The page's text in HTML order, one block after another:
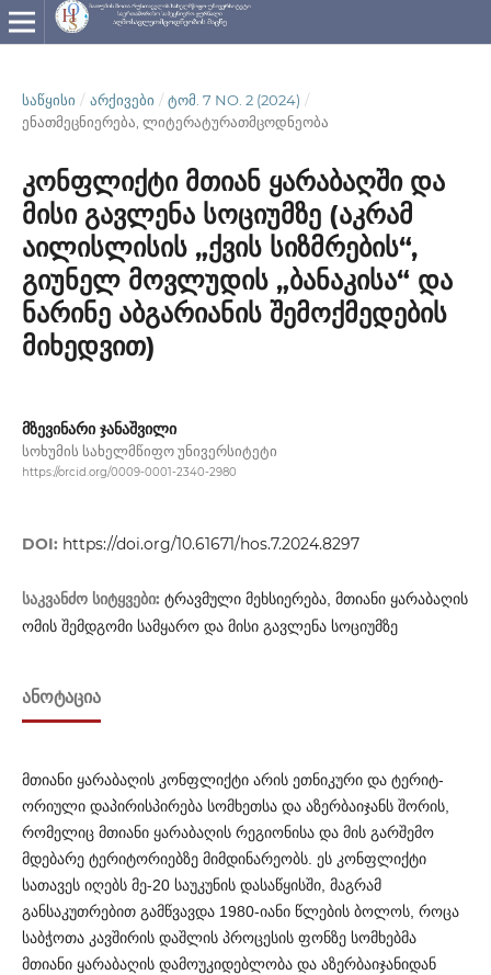
ᲡᲐᲬᲧᲘᲡᲘ / ᲐᲠᲥᲘᲕᲔᲑᲘ / ᲢᲝᲛ. 7 NO. 2 (2024) /
ენათმეცნიერება, ლიტერატურათმცოდნეობა
კონფლიქტი მთიან ყარაბაღში და
მისი გავლენა სოციუმზე (აკრამ
აილისლისის „ქვის სიზმრების“,
გიუნელ მოვლუდის „ბანაკისა“ და
ნარინე აბგარიანის შემოქმედების
მიხედვით)
მზევინარი ჯანაშვილი
სოხუმის სახელმწიფო უნივერსიტეტი
https://orcid.org/0009-0001-2340-2980
DOI: https://doi.org/10.61671/hos.7.2024.8297
საკვანძო სიტყვები: ტრავმული მეხსიერება, მთიანი ყარაბაღის
ომის შემდგომი სამყარო და მისი გავლენა სოციუმზე
ᲐᲜᲝᲢᲐᲪᲘᲐ
მთიანი ყარაბაღის კონფლიქტი არის ეთნიკური და ტერიტ­
ორიული დაპი­რის­პირება სომხეთსა და აზერბაიჯანს შორის,
რომ­­ე­­ლიც მთიანი ყარაბაღის რეგიონისა და მის გარშემო
მდებ­არე ტერიტორიებზე მიმდინარეობს. ეს კონფლიქტი
სათავეს იღ­ე­ბს მე-20 საუკუნის დასაწყისში, მაგრამ
განსაკუთრებით გამ­წვ­ავდა 1980-იანი წლების ბოლოს, როცა
საბჭოთა კავშირის დაშ­ლის პროცესის ფონზე სომხებმა
მთიანი ყარაბაღის დამ­ოუ­კი­დებლობა და აზერბაიჯანიდან